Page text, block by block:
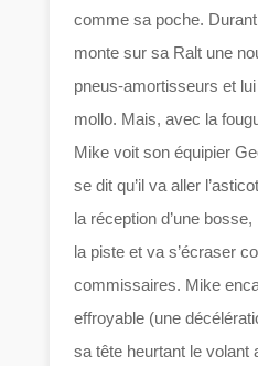
comme sa poche.
monte sur sa Ralt une
pneus-amortisseurs et
mollo. Mais, avec la
Mike voit son équipier
se dit qu’il va aller
la réception d’une
la piste et va s’écraser
commissaires. Mike
effroyable (une
sa tête heurtant le volant